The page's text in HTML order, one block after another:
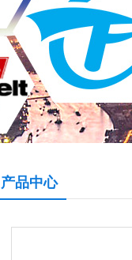
产品中心